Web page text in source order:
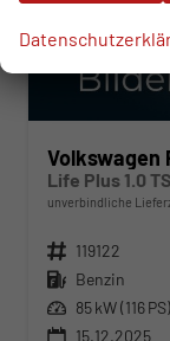
Volkswagen
Life Plus 1.0
unverbindliche
Fahrzeugnr. 119122
Kraftstoff Benzin
Leistung 85 kW (116 PS)
15.12.2025